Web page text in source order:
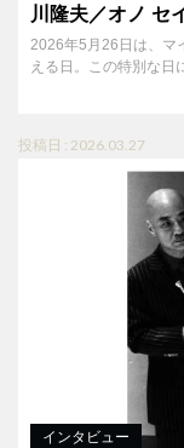
川隆夫／オノ セ
2026年5月26日は、マ
える日。この特別な日
投稿日 : 2026.03.27
インタビュー